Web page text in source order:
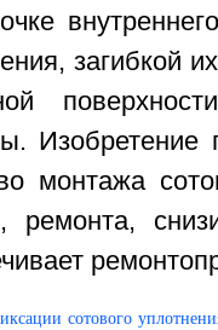
загибкой
Изобретение
монтажа
ремонта,